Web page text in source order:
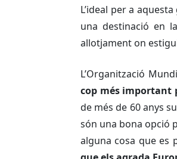
L’ideal per a
una destinació en
allotjament on
L’Organització
cop més important
de més de 60 anys
són una bona opció
alguna cosa que es